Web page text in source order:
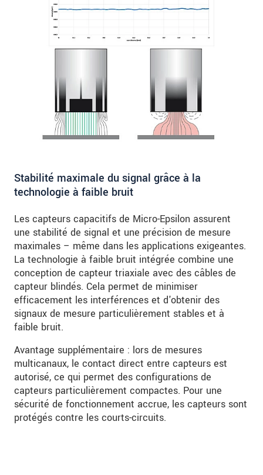
Stabilité maximale du signal grâce à la
technologie à faible bruit
Les capteurs capacitifs de Micro-Epsilon assurent
une stabilité de signal et une précision de mesure
maximales – même dans les applications exigeantes.
La technologie à faible bruit intégrée combine une
conception de capteur triaxiale avec des câbles de
capteur blindés. Cela permet de minimiser
efficacement les interférences et d'obtenir des
signaux de mesure particulièrement stables et à
faible bruit.
Avantage supplémentaire : lors de mesures
multicanaux, le contact direct entre capteurs est
autorisé, ce qui permet des configurations de
capteurs particulièrement compactes. Pour une
sécurité de fonctionnement accrue, les capteurs sont
protégés contre les courts-circuits.